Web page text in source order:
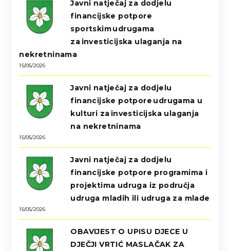
Javni natječaj za dodjelu
financijske potpore
sportskim udrugama
za investicijska ulaganja na
nekretninama
15/05/2026
Javni natječaj za dodjelu
financijske potpore udrugama u
kulturi za investicijska ulaganja
na nekretninama
15/05/2026
Javni natječaj za dodjelu
financijske potpore programima i
projektima udruga iz područja
udruga mladih ili udruga za mlade
15/05/2026
OBAVIJEST O UPISU DJECE U
DJEČJI VRTIĆ MASLAČAK ZA